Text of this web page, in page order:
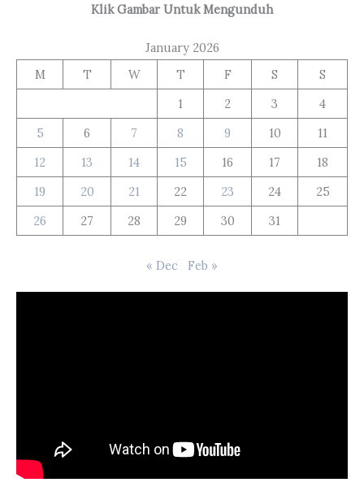
Klik Gambar Untuk Mengunduh
January 2026
M
T W T F S
S
1
2 3
4
5
6 7 8 9 10
11
12
13 14 15 16 17
18
19
20 21 22 23 24
25
26
27 28 29 30 31
« Dec Feb »